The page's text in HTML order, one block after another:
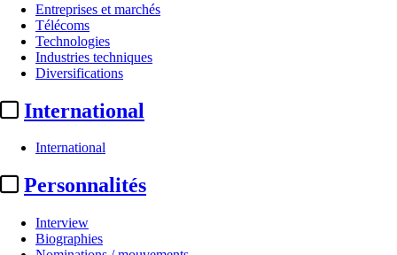
Entreprises et marchés
Télécoms
Technologies
Industries techniques
Diversifications
International
International
Personnalités
Interview
Biographies